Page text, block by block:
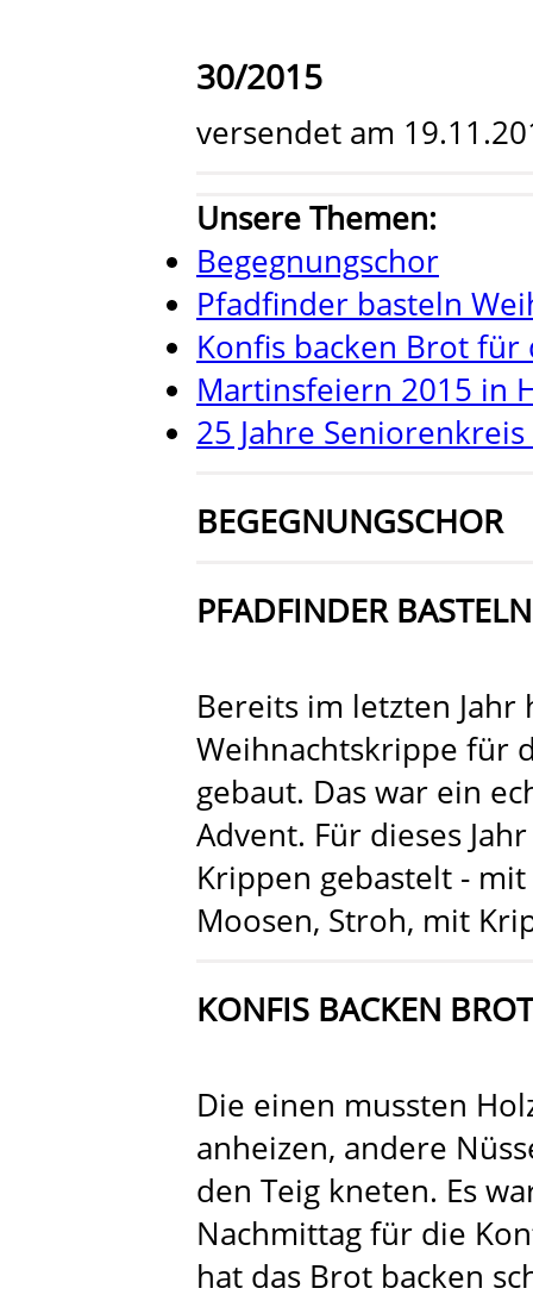
30/2015
versendet am
Unsere Themen:
Begegnungschor
Pfadfinder basteln
Konfis backen Brot für
Martinsfeiern 2015 in
25 Jahre
BEGEGNUNGSCHOR
PFADFINDER
Bereits im letzten
Weihnachtskrippe für
gebaut. Das war ein
Advent. Für dieses
Krippen gebastelt -
Moosen, Stroh, mit
KONFIS BACKEN
Die einen mussten
anheizen, andere
den Teig kneten. Es
Nachmittag für die
hat das Brot backen